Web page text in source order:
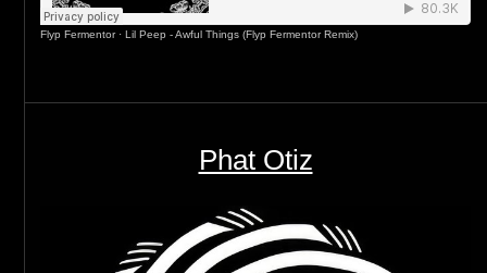
Flyp Fermentor· Lil Peep - Awful Things (Flyp Fermentor Remix)
Phat Otiz